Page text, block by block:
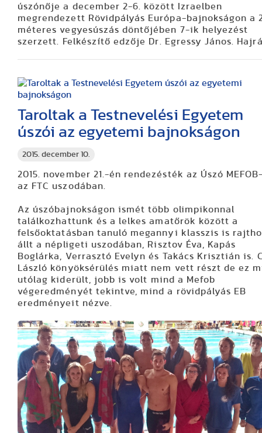
úszónője a december 2-6. között Izraelben
megrendezett Rövidpályás Európa-bajnokságon a
méteres vegyesúszás döntőjében 7-ik helyezést
szerzett. Felkészítő edzője Dr. Egressy János.
2015. december 10.
Taroltak a Testnevelési Egyetem
úszói az egyetemi bajnokságon
2015. november 21.-én rendezésték az Úszó
az FTC uszodában.
Az úszóbajnokságon ismét több olimpikonnal
találkozhattunk és a lelkes amatőrök között a
felsőoktatásban tanuló megannyi klasszis is
állt a népligeti uszodában, Risztov Éva, Kapás
Boglárka, Verrasztó Evelyn és Takács Krisztián is.
László könyöksérülés miatt nem vett részt de ez
utólag kiderült, jobb is volt mind a Mefob
végeredményét tekintve, mind a rövidpályás EB
eredményeit nézve.